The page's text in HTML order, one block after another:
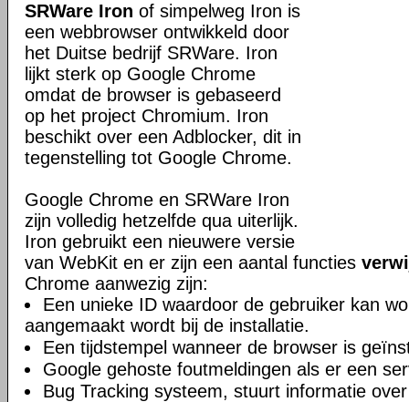
SRWare Iron of simpelweg Iron is
een webbrowser ontwikkeld door
het Duitse bedrijf SRWare. Iron
lijkt sterk op Google Chrome
omdat de browser is gebaseerd
op het project Chromium. Iron
beschikt over een Adblocker, dit in
tegenstelling tot Google Chrome.
Google Chrome en SRWare Iron
zijn volledig hetzelfde qua uiterlijk.
Iron gebruikt een nieuwere versie
van WebKit en er zijn een aantal functies
Chrome aanwezig zijn:
Een unieke ID waardoor de gebruiker kan
aangemaakt wordt bij de installatie.
Een tijdstempel wanneer de browser is
Google gehoste foutmeldingen als er een
Bug Tracking systeem, stuurt informatie